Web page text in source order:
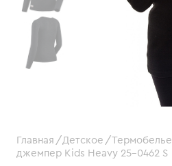
Главная Детское Термобелье
джемпер Kids Heavy 25-0462 S